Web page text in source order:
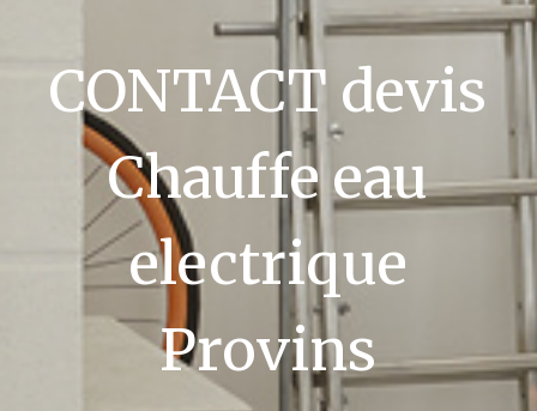
CONTACT devis
Chauffe eau
electrique
Provins